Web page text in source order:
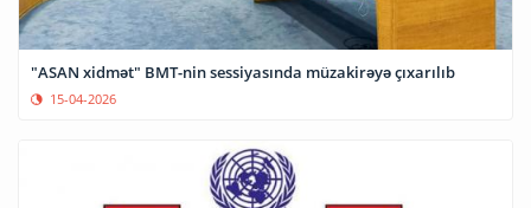
"ASAN xidmət" BMT-nin sessiyasında müzakirəyə çıxarılıb
15-04-2026